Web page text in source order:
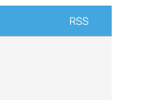
RSS